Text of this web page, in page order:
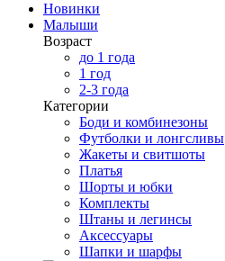
Новинки
Малыши
Возраст
до 1 года
1 год
2-3 года
Категории
Боди и комбинезоны
Футболки и лонгсливы
Жакеты и свитшоты
Платья
Шорты и юбки
Комплекты
Штаны и легинсы
Аксессуары
Шапки и шарфы